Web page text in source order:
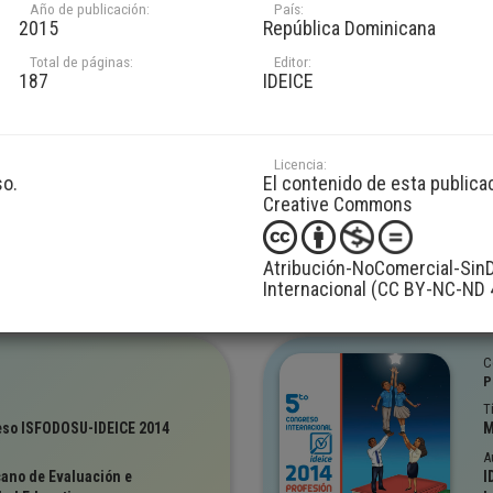
Año de publicación:
2015
Total de páginas:
187
País:
República Dominicana
Editor:
IDEICE
Licencia:
El contenido de esta
Creative Commons
Atribución-NoComercial-
Internacional (CC BY-NC-ND
e Investigador.
ISFODOSU-IDEICE 2014
de Evaluación e